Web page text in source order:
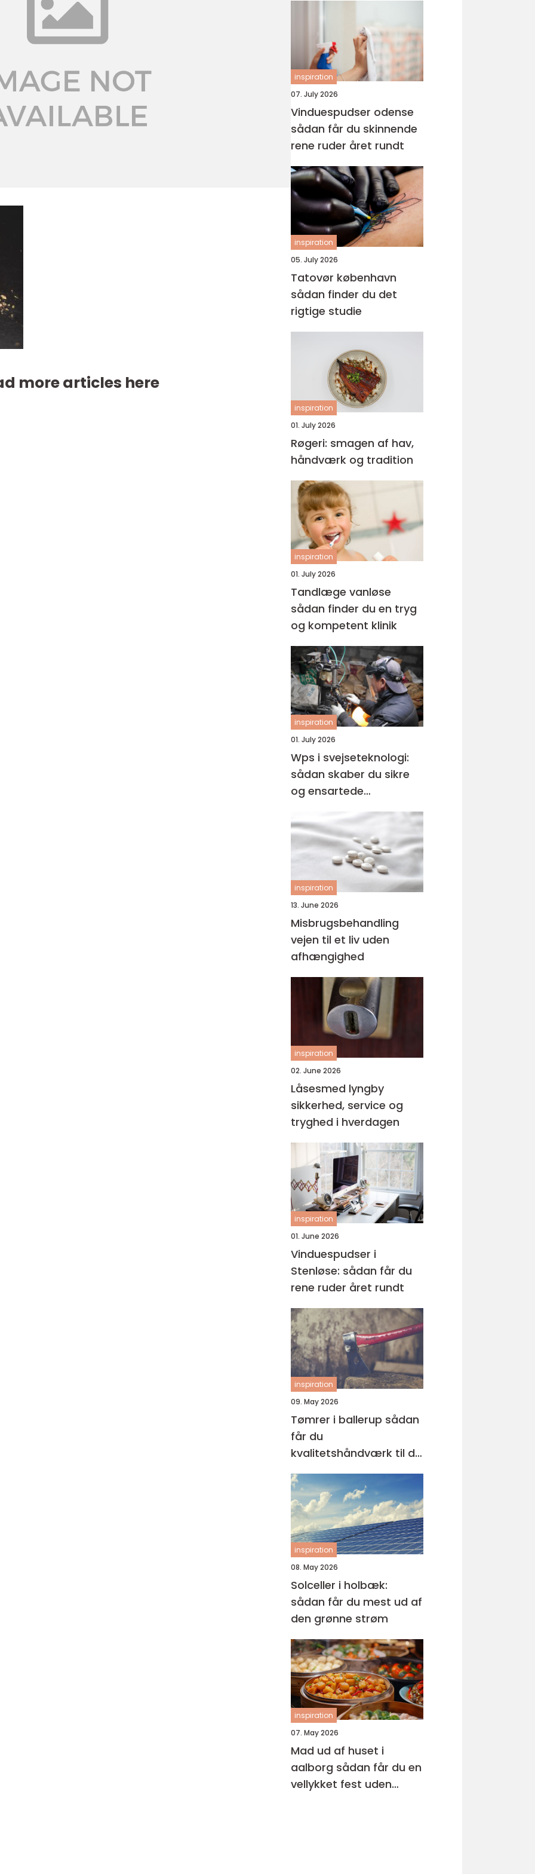
more articles here
inspiration
07. July 2026
Vinduespudser odense
sådan får du skinnende
rene ruder året rundt
inspiration
05. July 2026
Tatovør københavn
sådan finder du det
rigtige studie
inspiration
01. July 2026
Røgeri: smagen af hav,
håndværk og tradition
inspiration
01. July 2026
Tandlæge vanløse
sådan finder du en tryg
og kompetent klinik
inspiration
01. July 2026
Wps i svejseteknologi:
sådan skaber du sikre
og ensartede
inspiration
13. June 2026
Misbrugsbehandling
vejen til et liv uden
afhængighed
inspiration
02. June 2026
Låsesmed lyngby
sikkerhed, service og
tryghed i hverdagen
inspiration
01. June 2026
Vinduespudser i
Stenløse: sådan får du
rene ruder året rundt
inspiration
09. May 2026
Tømrer i ballerup sådan
får du
kvalitetshåndværk til dit
næste projekt
inspiration
08. May 2026
Solceller i holbæk:
sådan får du mest ud af
den grønne strøm
inspiration
07. May 2026
Mad ud af huset i
aalborg sådan får du en
vellykket fest uden